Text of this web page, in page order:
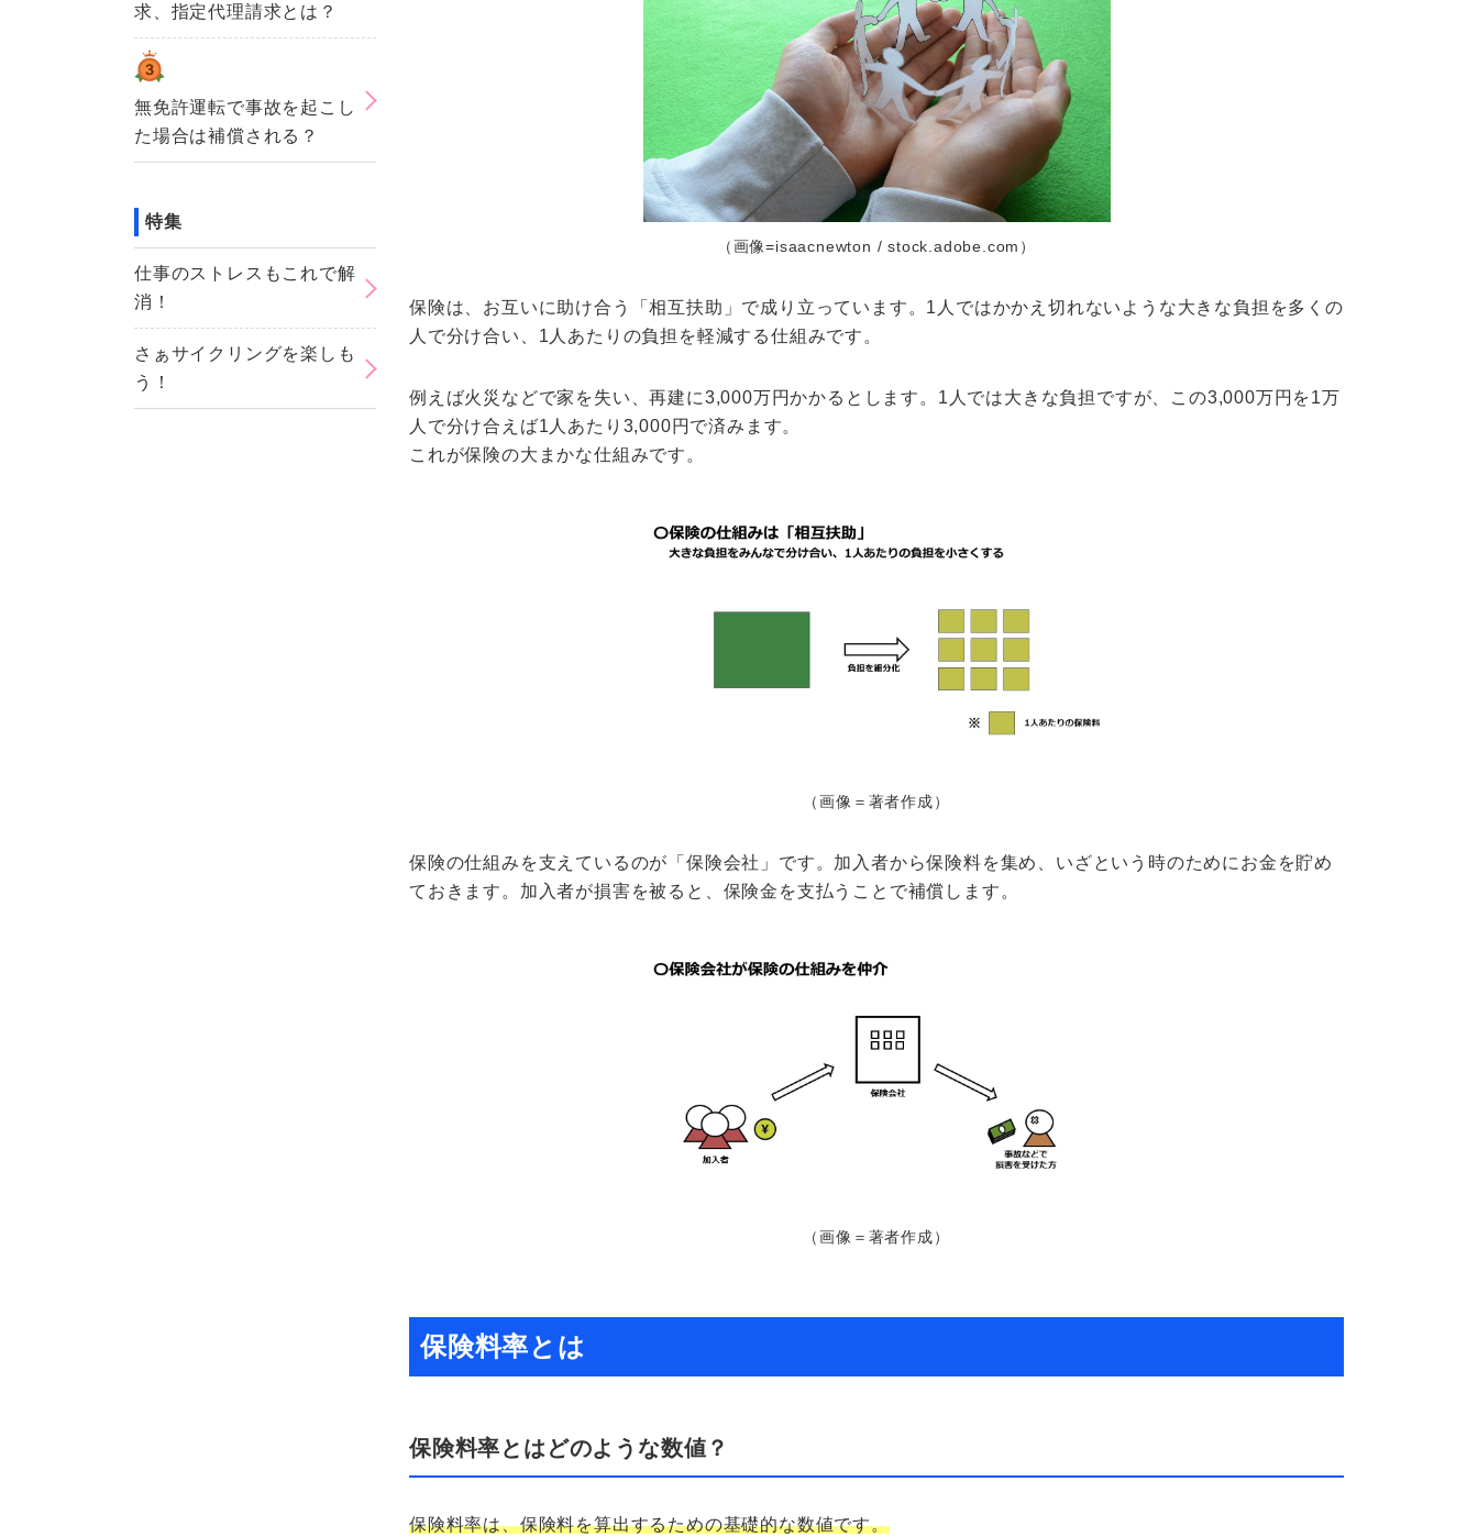
求、指定代理請求とは？
無免許運転で事故を起こし
た場合は補償される？
特集
仕事のストレスもこれで解
消！
さぁサイクリングを楽しも
う！
（画像=isaacnewton / stock.adobe.com）
保険は、お互いに助け合う「相互扶助」で成り立っています。1人ではかかえ切れないような大きな負担を多くの
人で分け合い、1人あたりの負担を軽減する仕組みです。
例えば火災などで家を失い、再建に3,000万円かかるとします。1人では大きな負担ですが、この3,000万円を1万
人で分け合えば1人あたり3,000円で済みます。
これが保険の大まかな仕組みです。
（画像＝著者作成）
保険の仕組みを支えているのが「保険会社」です。加入者から保険料を集め、いざという時のためにお金を貯め
ておきます。加入者が損害を被ると、保険金を支払うことで補償します。
（画像＝著者作成）
保険料率とは
保険料率とはどのような数値？
保険料率は、保険料を算出するための基礎的な数値です。